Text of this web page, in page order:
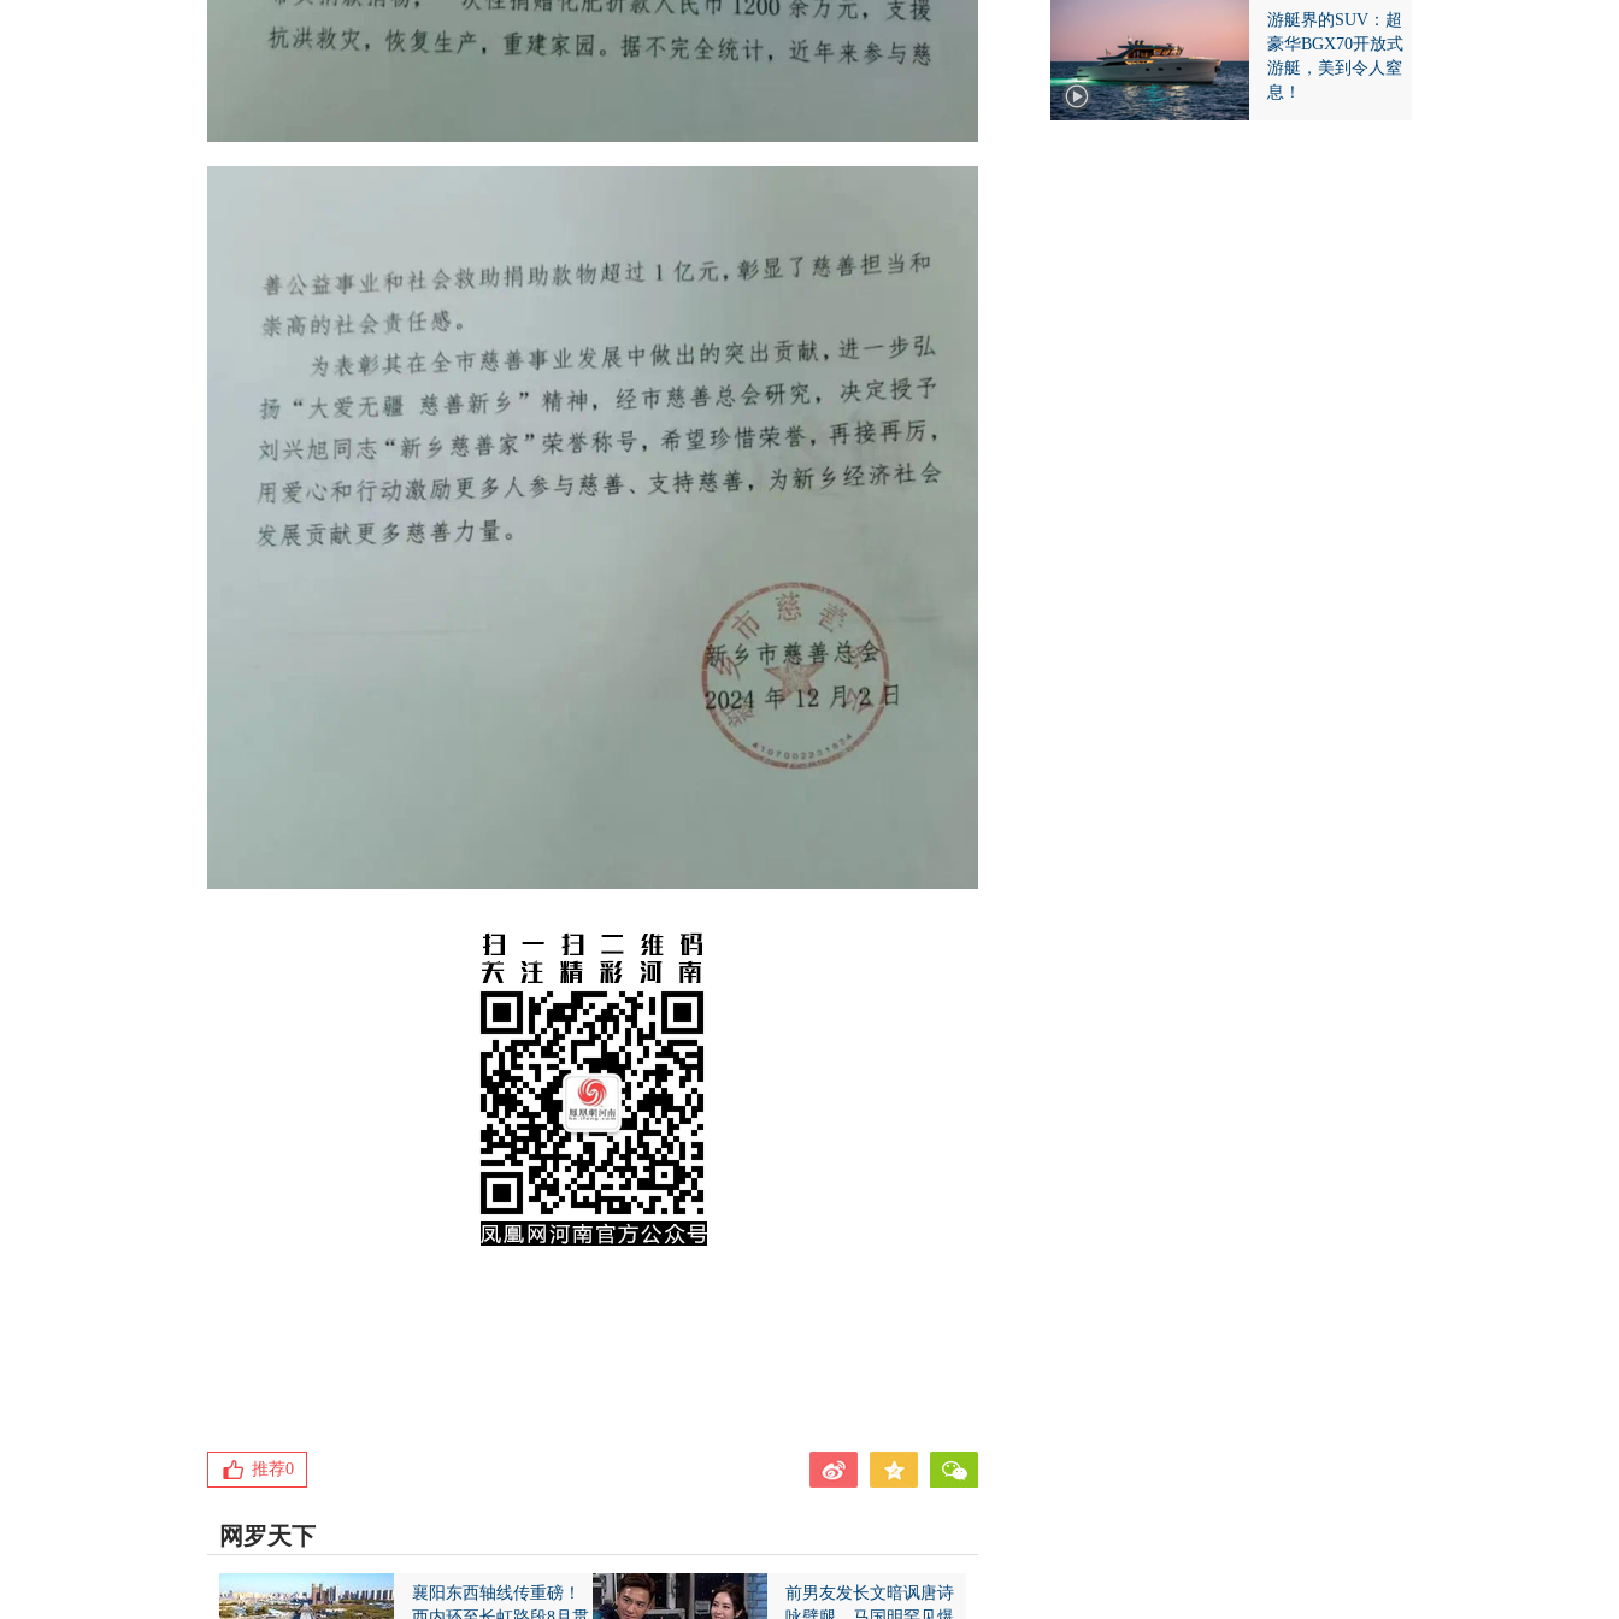
推荐0
网罗天下
襄阳东西轴线传重磅！
前男友发长文暗讽唐诗
游艇界的SUV：超
豪华BGX70开放式
游艇，美到令人窒
息！